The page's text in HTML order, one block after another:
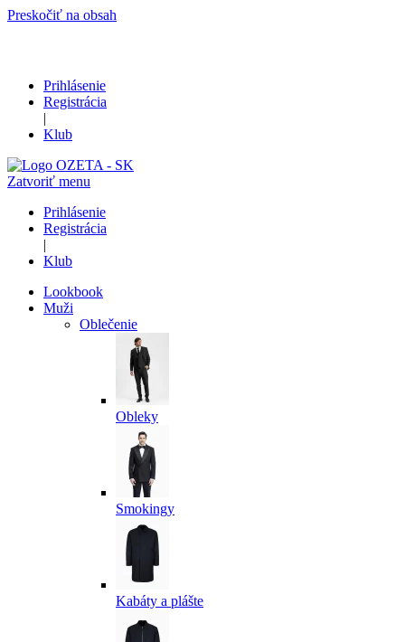
Preskočiť na obsah
Prihlásenie
Registrácia
|
Klub
Zatvoriť menu
Prihlásenie
Registrácia
|
Klub
Lookbook
Muži
Oblečenie
Obleky
Smokingy
Kabáty a plášte